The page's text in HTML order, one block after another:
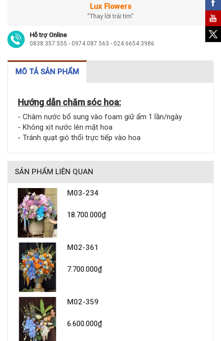
Lux Flowers
"Thay lời trái tim"
Hỗ trợ Online
0838.357.555 - 0974.087.563 - 024.6654.3986
MÔ TẢ SẢN PHẨM
Hướng dẫn chăm sóc hoa:
- Châm nước bổ sung vào foam giữ ẩm 1 lần/ngày
- Không xịt nước lên mặt hoa
- Tránh quạt gió thổi trực tiếp vào hoa
SẢN PHẨM LIÊN QUAN
M03-234
18.700.000₫
M02-361
7.700.000₫
M02-359
6.600.000₫